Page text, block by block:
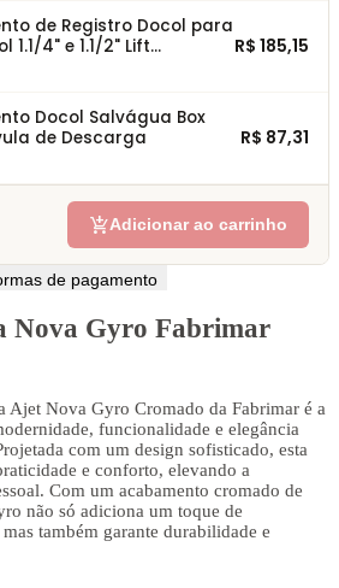
de Registro Docol para
1.1/4" e 1.1/2" Lift
R$ 185,15
Docol Salvágua Box
de Descarga
R$ 87,31
add_shopping_cartAdicionar ao carrinho
de pagamento
Nova Gyro Fabrimar
Ajet Nova Gyro Cromado da Fabrimar é a
funcionalidade e elegância
com um design sofisticado, esta
e conforto, elevando a
Com um acabamento cromado de
não só adiciona um toque de
também garante durabilidade e